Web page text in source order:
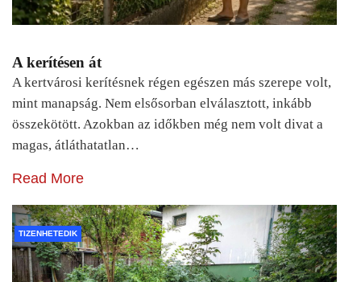
A kerítésen át
A kertvárosi kerítésnek régen egészen más szerepe volt,
mint manapság. Nem elsősorban elválasztott, inkább
összekötött. Azokban az időkben még nem volt divat a
magas, átláthatatlan…
Read More
TIZENHETEDIK